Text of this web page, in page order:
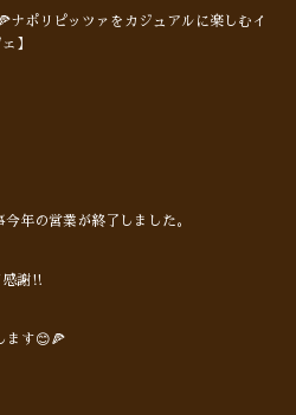
ナポリピッツァをカジュアルに楽しむイ
】
年の営業が終了しました。
感謝‼︎
ます😊🍕